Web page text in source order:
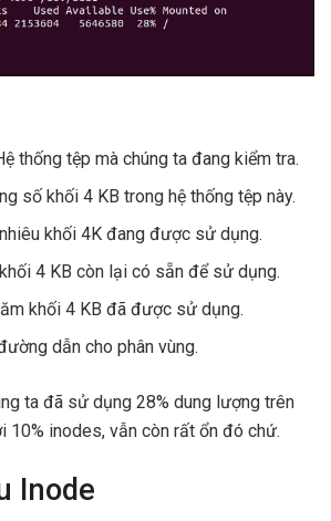
thống tệp mà chúng ta đang kiểm tra.
số khối 4 KB trong hệ thống tệp này.
khối 4K đang được sử dụng.
4 KB còn lại có sẵn để sử dụng.
khối 4 KB đã được sử dụng.
dẫn cho phân vùng.
ta đã sử dụng 28% dung lượng trên
10% inodes, vẫn còn rất ổn đó chứ.
Inode